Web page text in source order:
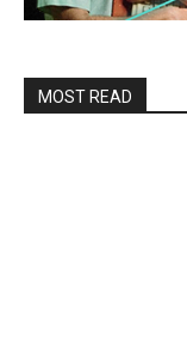
MOST READ